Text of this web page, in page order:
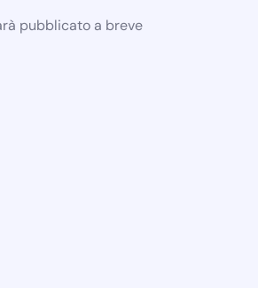
pubblicato a breve